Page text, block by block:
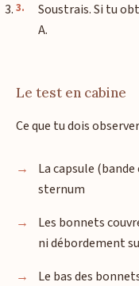
Soustrais. Si tu
A.
Le test en cabine
Ce que tu dois
La capsule
sternum
Les bonnets
ni débordement
Le bas des